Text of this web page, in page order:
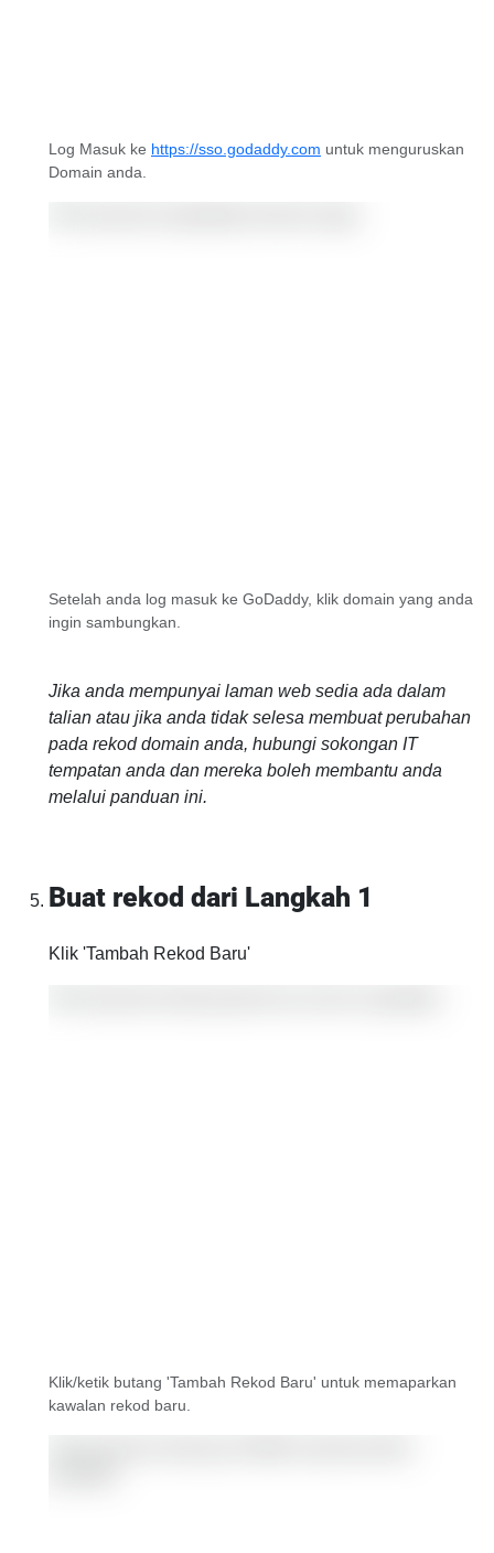
Log Masuk ke https://sso.godaddy.com untuk menguruskan
Domain anda.
Setelah anda log masuk ke GoDaddy, klik domain yang anda
ingin sambungkan.
Jika anda mempunyai laman web sedia ada dalam
talian atau jika anda tidak selesa membuat perubahan
pada rekod domain anda, hubungi sokongan IT
tempatan anda dan mereka boleh membantu anda
melalui panduan ini.
Buat rekod dari Langkah 1
Klik 'Tambah Rekod Baru'
Klik/ketik butang 'Tambah Rekod Baru' untuk memaparkan
kawalan rekod baru.